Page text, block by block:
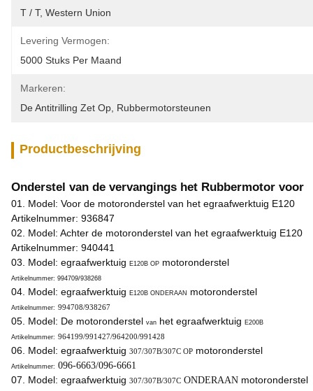
T / T, Western Union
Levering Vermogen:
5000 Stuks Per Maand
Markeren:
De Antitrilling Zet Op Rubbermotorsteunen
Productbeschrijving
Onderstel van de vervangings het Rubbermotor voor
01. Model: Voor de motoronderstel van het egraafwerktuig E120
Artikelnummer: 936847
02. Model: Achter de motoronderstel van het egraafwerktuig E120
Artikelnummer: 940441
03. Model: egraafwerktuig E120B OP motoronderstel
Artikelnummer: 994709/938268
04. Model: egraafwerktuig E120B ONDERAAN motoronderstel
Artikelnummer: 994708/938267
05. Model: De motoronderstel van het egraafwerktuig E200B
Artikelnummer: 964199/991427/964200/991428
06. Model: egraafwerktuig 307/307B/307C OP motoronderstel
Artikelnummer: 096-6663/096-6661
07. Model: egraafwerktuig 307/307B/307C ONDERAAN motoronderstel